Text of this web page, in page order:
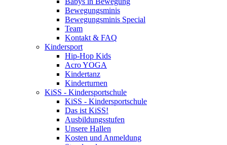
Bewegungsminis
Bewegungsminis Special
Team
Kontakt & FAQ
Kindersport
Hip-Hop Kids
Acro YOGA
Kindertanz
Kinderturnen
KiSS - Kindersportschule
KiSS - Kindersportschule
Das ist KiSS!
Ausbildungsstufen
Unsere Hallen
Kosten und Anmeldung